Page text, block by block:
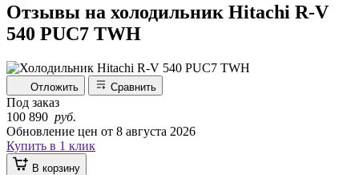
Отзывы на холодильник Hitachi R-V
540 PUC7 TWH
Отложить Сравнить
Под заказ
100 890 руб.
Обновление цен от 8 августа 2026
Купить в 1 клик
В корзину